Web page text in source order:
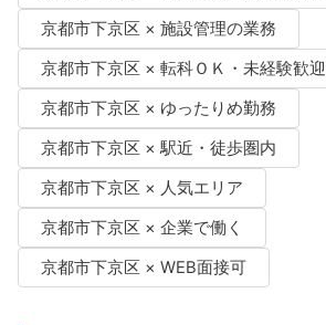
京都市下京区 × 施設管理の業務
京都市下京区 × 転科ＯＫ・未経験歓迎
京都市下京区 × ゆったりめ勤務
京都市下京区 × 駅近・徒歩圏内
京都市下京区 × 人気エリア
京都市下京区 × 企業で働く
京都市下京区 × WEB面接可